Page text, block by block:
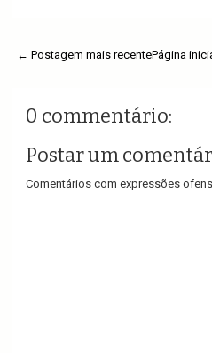
← Postagem mais recentePágina
0 commentário:
Postar um
Comentários com expressões